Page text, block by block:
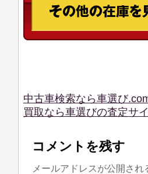
中古車検索なら車選び
買取なら車選びの査定サ
コメントを残す
メールアドレスが公開さ